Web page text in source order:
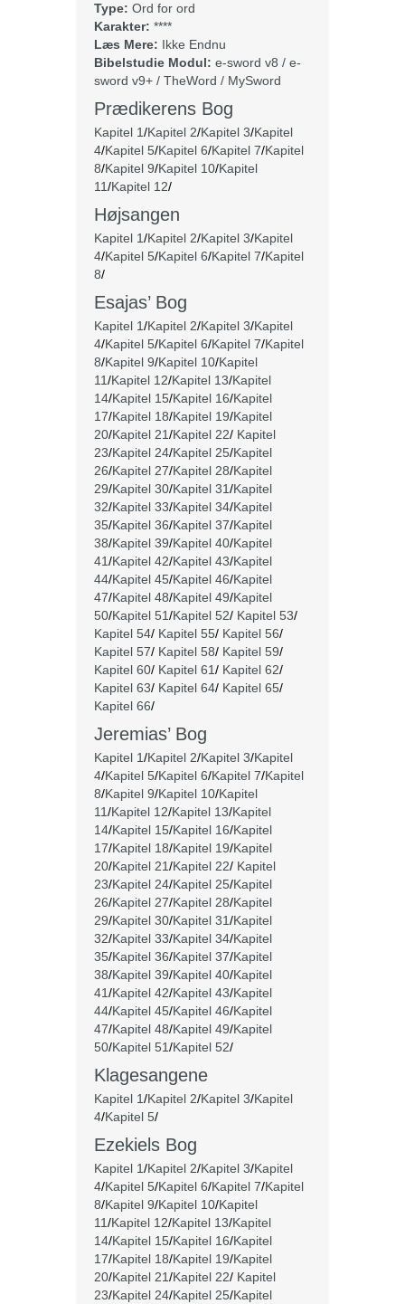
Type: Ord for ord
Karakter: ****
Læs Mere: Ikke Endnu
Bibelstudie Modul: e-sword v8 / e-
sword v9+ / TheWord / MySword
Prædikerens Bog
Kapitel 1/Kapitel 2/Kapitel 3/Kapitel
4/Kapitel 5/Kapitel 6/Kapitel 7/Kapitel
8/Kapitel 9/Kapitel 10/Kapitel
11/Kapitel 12/
Højsangen
Kapitel 1/Kapitel 2/Kapitel 3/Kapitel
4/Kapitel 5/Kapitel 6/Kapitel 7/Kapitel
8/
Esajas’ Bog
Kapitel 1/Kapitel 2/Kapitel 3/Kapitel
4/Kapitel 5/Kapitel 6/Kapitel 7/Kapitel
8/Kapitel 9/Kapitel 10/Kapitel
11/Kapitel 12/Kapitel 13/Kapitel
14/Kapitel 15/Kapitel 16/Kapitel
17/Kapitel 18/Kapitel 19/Kapitel
20/Kapitel 21/Kapitel 22/ Kapitel
23/Kapitel 24/Kapitel 25/Kapitel
26/Kapitel 27/Kapitel 28/Kapitel
29/Kapitel 30/Kapitel 31/Kapitel
32/Kapitel 33/Kapitel 34/Kapitel
35/Kapitel 36/Kapitel 37/Kapitel
38/Kapitel 39/Kapitel 40/Kapitel
41/Kapitel 42/Kapitel 43/Kapitel
44/Kapitel 45/Kapitel 46/Kapitel
47/Kapitel 48/Kapitel 49/Kapitel
50/Kapitel 51/Kapitel 52/ Kapitel 53/
Kapitel 54/ Kapitel 55/ Kapitel 56/
Kapitel 57/ Kapitel 58/ Kapitel 59/
Kapitel 60/ Kapitel 61/ Kapitel 62/
Kapitel 63/ Kapitel 64/ Kapitel 65/
Kapitel 66/
Jeremias’ Bog
Kapitel 1/Kapitel 2/Kapitel 3/Kapitel
4/Kapitel 5/Kapitel 6/Kapitel 7/Kapitel
8/Kapitel 9/Kapitel 10/Kapitel
11/Kapitel 12/Kapitel 13/Kapitel
14/Kapitel 15/Kapitel 16/Kapitel
17/Kapitel 18/Kapitel 19/Kapitel
20/Kapitel 21/Kapitel 22/ Kapitel
23/Kapitel 24/Kapitel 25/Kapitel
26/Kapitel 27/Kapitel 28/Kapitel
29/Kapitel 30/Kapitel 31/Kapitel
32/Kapitel 33/Kapitel 34/Kapitel
35/Kapitel 36/Kapitel 37/Kapitel
38/Kapitel 39/Kapitel 40/Kapitel
41/Kapitel 42/Kapitel 43/Kapitel
44/Kapitel 45/Kapitel 46/Kapitel
47/Kapitel 48/Kapitel 49/Kapitel
50/Kapitel 51/Kapitel 52/
Klagesangene
Kapitel 1/Kapitel 2/Kapitel 3/Kapitel
4/Kapitel 5/
Ezekiels Bog
Kapitel 1/Kapitel 2/Kapitel 3/Kapitel
4/Kapitel 5/Kapitel 6/Kapitel 7/Kapitel
8/Kapitel 9/Kapitel 10/Kapitel
11/Kapitel 12/Kapitel 13/Kapitel
14/Kapitel 15/Kapitel 16/Kapitel
17/Kapitel 18/Kapitel 19/Kapitel
20/Kapitel 21/Kapitel 22/ Kapitel
23/Kapitel 24/Kapitel 25/Kapitel